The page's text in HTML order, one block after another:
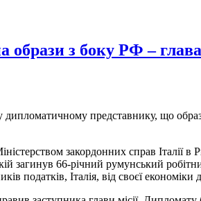
образи з боку РФ –
дипломатичному представнику, що
закордонних справ Італії
загинув 66-річний румунський
податків, Італія, від своєї економіки